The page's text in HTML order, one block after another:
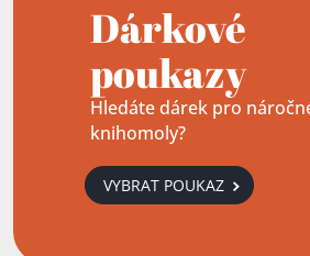
Dárkové
poukazy
Hledáte dárek pro
knihomoly?
VYBRAT POUKAZ